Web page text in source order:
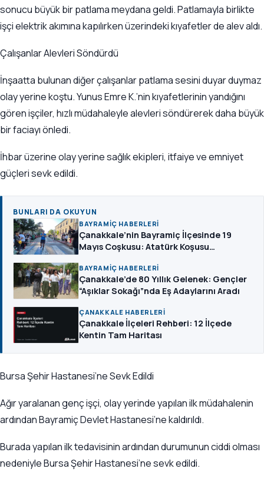
sonucu büyük bir patlama meydana geldi. Patlamayla birlikte
işçi elektrik akımına kapılırken üzerindeki kıyafetler de alev aldı.
Çalışanlar Alevleri Söndürdü
İnşaatta bulunan diğer çalışanlar patlama sesini duyar duymaz
olay yerine koştu. Yunus Emre K.’nin kıyafetlerinin yandığını
gören işçiler, hızlı müdahaleyle alevleri söndürerek daha büyük
bir faciayı önledi.
İhbar üzerine olay yerine sağlık ekipleri, itfaiye ve emniyet
güçleri sevk edildi.
BUNLARI DA OKUYUN
BAYRAMIÇ HABERLERI
Çanakkale’nin Bayramiç İlçesinde 19
Mayıs Coşkusu: Atatürk Koşusu
BAYRAMIÇ HABERLERI
Çanakkale’de 80 Yıllık Gelenek: Gençler
“Aşıklar Sokağı”nda Eş Adaylarını Aradı
ÇANAKKALE HABERLERI
Çanakkale İlçeleri Rehberi: 12 İlçede
Kentin Tam Haritası
Bursa Şehir Hastanesi’ne Sevk Edildi
Ağır yaralanan genç işçi, olay yerinde yapılan ilk müdahalenin
ardından Bayramiç Devlet Hastanesi’ne kaldırıldı.
Burada yapılan ilk tedavisinin ardından durumunun ciddi olması
nedeniyle Bursa Şehir Hastanesi’ne sevk edildi.